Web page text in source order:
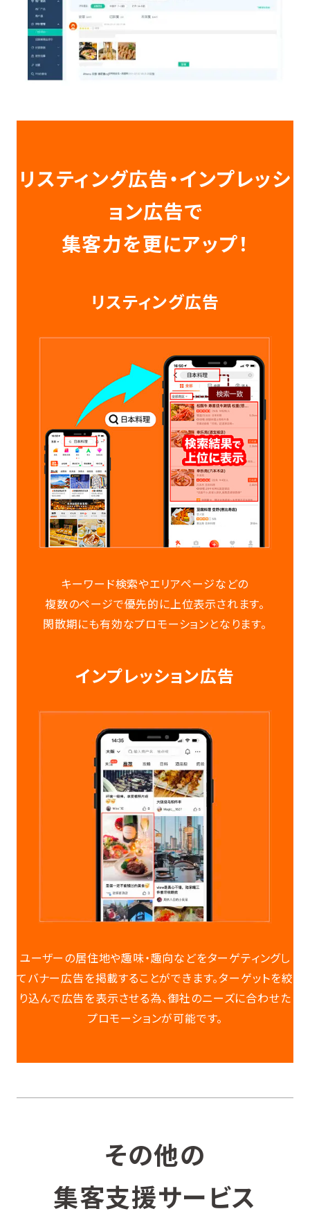
リスティング広告・インプレッシ
ョン広告で
集客力を更にアップ！
リスティング広告
キーワード検索やエリアページなどの
複数のページで優先的に上位表示されます。
閑散期にも有効なプロモーションとなります。
インプレッション広告
ユーザーの居住地や趣味・趣向などをターゲティングし
てバナー広告を掲載することができます。ターゲットを絞
り込んで広告を表示させる為、御社のニーズに合わせた
プロモーションが可能です。
その他の
集客支援サービス